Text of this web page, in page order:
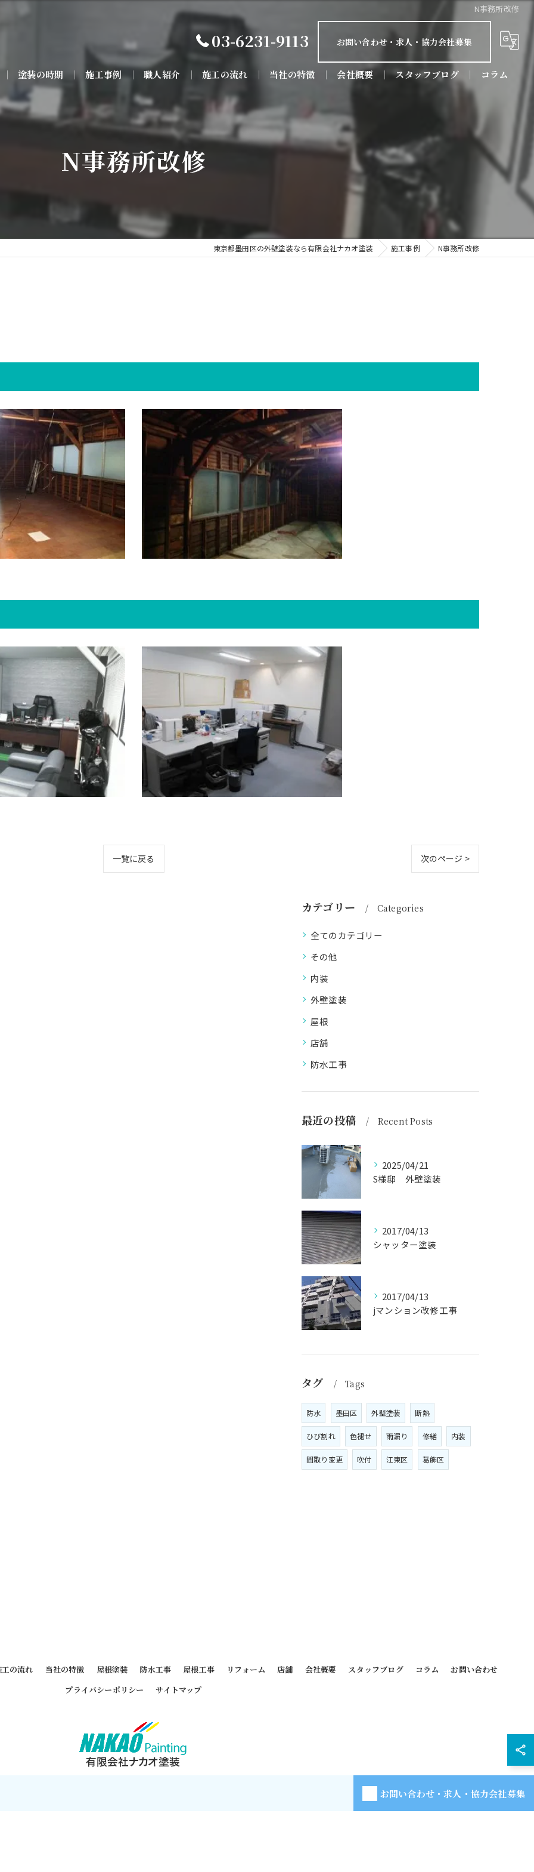
N事務所改修
03-6231-9113 お問い合わせ・求人・協力会社募集
塗装の時期 施工事例 職人紹介 施工の流れ 当社の特徴
屋根塗装
防水工事
会社概要 スタッフブログ コラム
N事務所改修
東京都墨田区の外壁塗装なら有限会社ナカオ塗装 施工事例 N事務所改修
一覧に戻る 次のページ >
カテゴリー Categories
全てのカテゴリー
その他
内装
外壁塗装
屋根
店舗
防水工事
最近の投稿 Recent Posts
2025/04/21
S様邸 外壁塗装
2017/04/13
シャッター塗装
2017/04/13
jマンション改修工事
タグ Tags
防水 墨田区 外壁塗装 断熱
ひび割れ 色褪せ 雨漏り 修繕 内装
間取り変更 吹付 江東区 葛飾区
お問い合わせ・求人・協力会社募集
の流れ 当社の特徴 屋根塗装 防水工事 屋根工事 リフォーム 店舗 会社概要 スタッフブログ コラム
お問い合わせ
プライバシーポリシー
サイトマップ